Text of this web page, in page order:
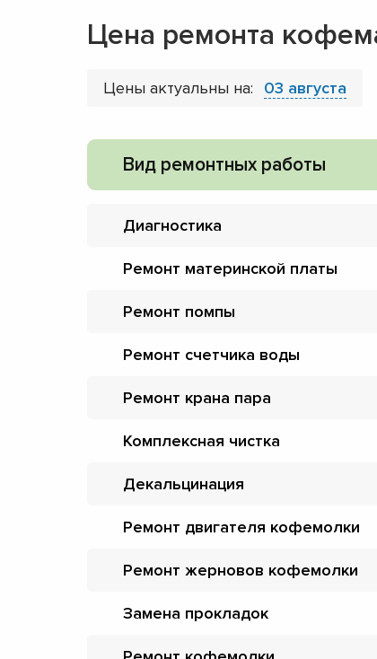
Цена ремонта
Цены актуальны на: 03 августа
Вид ремонтных работы
Диагностика
Ремонт материнской платы
Ремонт помпы
Ремонт счетчика воды
Ремонт крана пара
Комплексная чистка
Декальцинация
Ремонт двигателя кофемолки
Ремонт жерновов кофемолки
Замена прокладок